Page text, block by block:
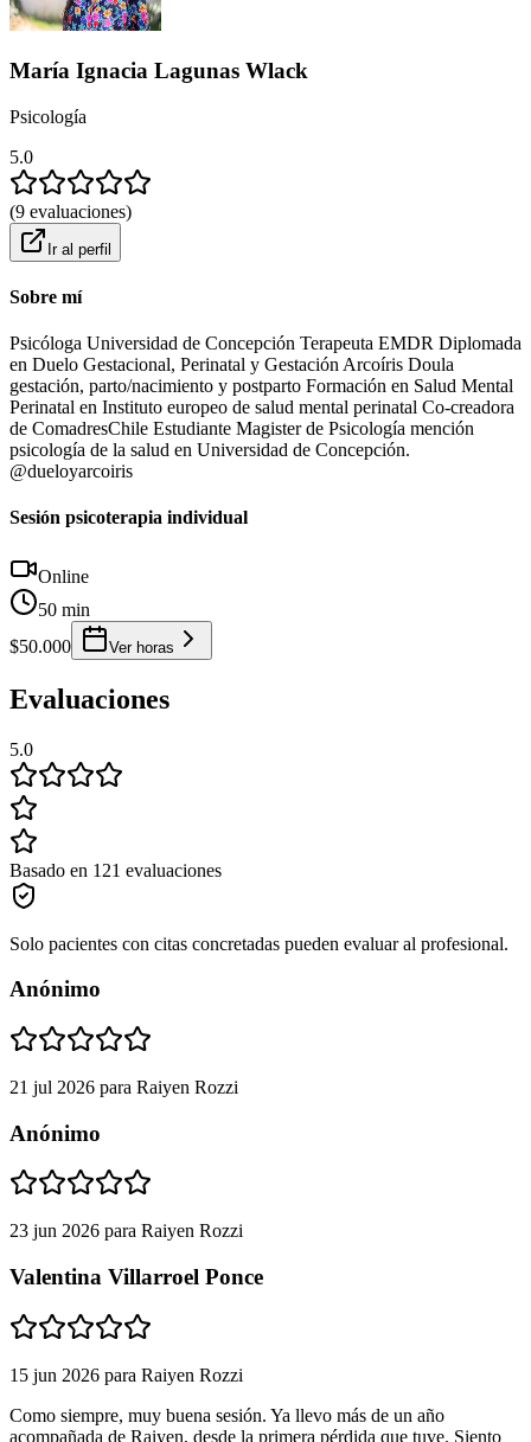
María Ignacia Lagunas Wlack
Psicología
5.0
(9 evaluaciones)
Ir al perfil
Sobre mí
Psicóloga Universidad de Concepción Terapeuta EMDR Diplomada
en Duelo Gestacional, Perinatal y Gestación Arcoíris Doula
gestación, parto/nacimiento y postparto Formación en Salud Mental
Perinatal en Instituto europeo de salud mental perinatal Co-creadora
de ComadresChile Estudiante Magister de Psicología mención
psicología de la salud en Universidad de Concepción.
@dueloyarcoiris
Sesión psicoterapia individual
Online
50 min
$50.000
Ver horas
Evaluaciones
5.0
Basado en 121 evaluaciones
Solo pacientes con citas concretadas pueden evaluar al profesional.
Anónimo
21 jul 2026 para Raiyen Rozzi
Anónimo
23 jun 2026 para Raiyen Rozzi
Valentina Villarroel Ponce
15 jun 2026 para Raiyen Rozzi
Como siempre, muy buena sesión. Ya llevo más de un año
acompañada de Raiyen, desde la primera pérdida que tuve. Siento